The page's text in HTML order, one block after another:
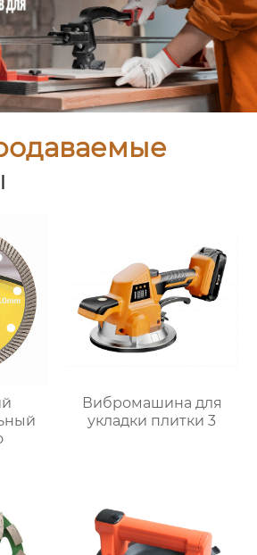
Вибромашина для
укладки плитки 3